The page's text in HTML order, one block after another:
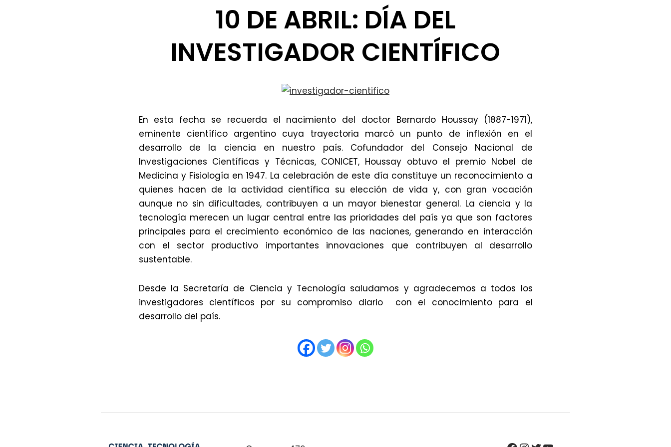
10 DE ABRIL: DÍA DEL
INVESTIGADOR CIENTÍFICO
En esta fecha se recuerda el nacimiento del doctor Bernardo Houssay (1887-1971),
eminente científico argentino cuya trayectoria marcó un punto de inflexión en el
desarrollo de la ciencia en nuestro país. Cofundador del Consejo Nacional de
Investigaciones Científicas y Técnicas, CONICET, Houssay obtuvo el premio Nobel de
Medicina y Fisiología en 1947. La celebración de este día constituye un reconocimiento a
quienes hacen de la actividad científica su elección de vida y, con gran vocación
aunque no sin dificultades, contribuyen a un mayor bienestar general. La ciencia y la
tecnología merecen un lugar central entre las prioridades del país ya que son factores
principales para el crecimiento económico de las naciones, generando en interacción
con el sector productivo importantes innovaciones que contribuyen al desarrollo
sustentable.
Desde la Secretaría de Ciencia y Tecnología saludamos y agradecemos a todos los
investigadores científicos por su compromiso diario con el conocimiento para el
desarrollo del país.